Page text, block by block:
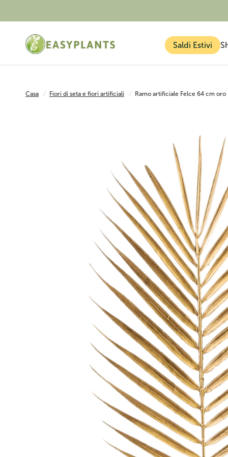
Saldi Estivi
Piante finte
Palma finta
Succulente artificiali
Frutta finta
Casa / Fiori di seta e fiori artificiali / Ramo artificiale Felce 64 cm oro